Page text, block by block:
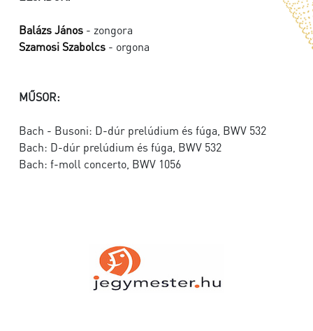
Balázs János - zongora
Szamosi Szabolcs - orgona
MŰSOR:
Bach - Busoni: D-dúr prelúdium és fúga, BWV 532
Bach: D-dúr prelúdium és fúga, BWV 532
Bach: f-moll concerto, BWV 1056